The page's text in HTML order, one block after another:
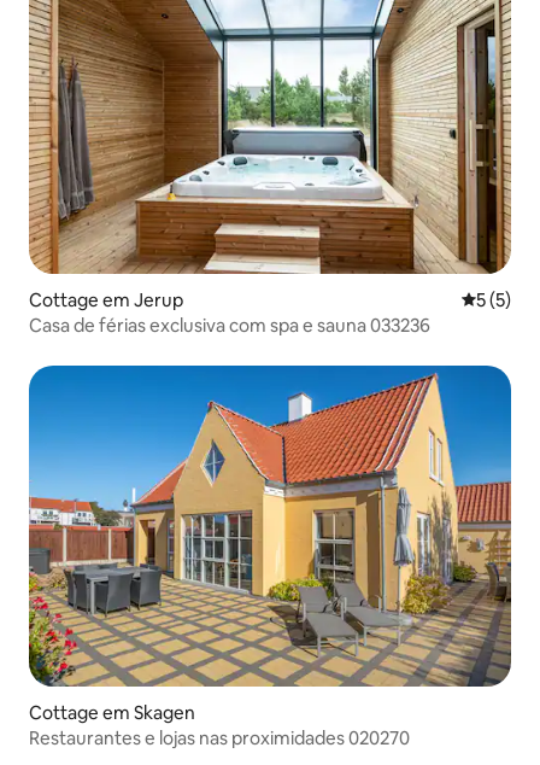
Cottage em Jerup
5 (5)
Casa de férias exclusiva com spa e sauna 033236
Cottage em Skagen
Restaurantes e lojas nas proximidades 020270